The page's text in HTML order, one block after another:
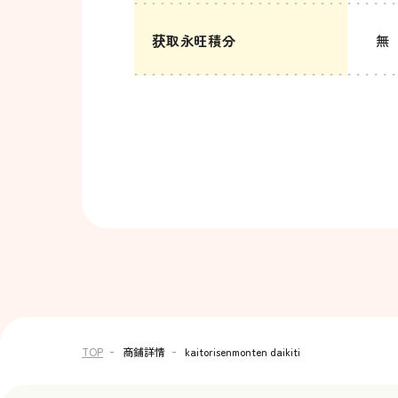
获取永旺積分 無
TOP 商鋪詳情 kaitorisenmonten daikiti